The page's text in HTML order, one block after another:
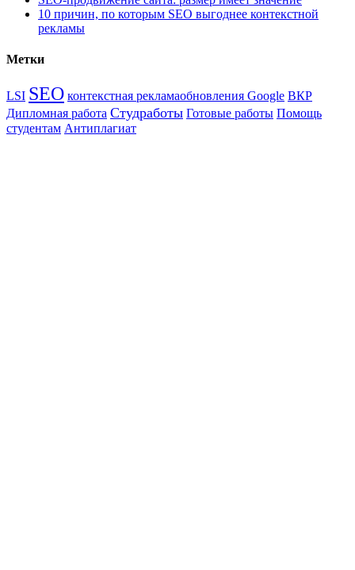
10 причин, по которым SEO выгоднее контекстной
рекламы
Метки
LSI SEO контекстная рекламаобновления Google ВКР
Дипломная работа Студработы Готовые работы Помощь
студентам Антиплагиат